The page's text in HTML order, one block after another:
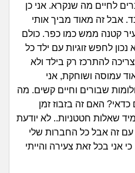
היריון ולידה
הורות ומשפחה
מתבגרים
מהבקו"ם... ועד מתי?!
לימודים וסטודנטים
הרשמה | התחברות
לחיים מה שנקרא. אני כן
אבל זה מאוד מביך אותי
קטנה ממש כמו כפר. כולם
לחפש זוגיות עם ילד כל
להתרכז רק בילד ולא
עמוסה ושוחקת, אני
שבורים וחיים קשים. מה
האם זה בזבוז זמן
שאלות חטטניות.. לא יודעת
עם זה אבל כל החברות שלי
אני בכל זאת צעירה והייתי